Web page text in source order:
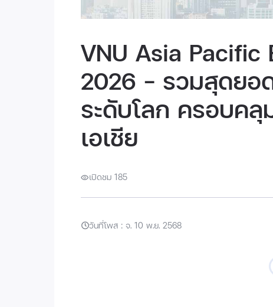
VNU Asia Pacific
2026 - รวมสุดยอ
ระดับโลก ครอบค
เอเชีย
เปิดชม 185
วันที่โพส : จ. 10 พ.ย. 2568